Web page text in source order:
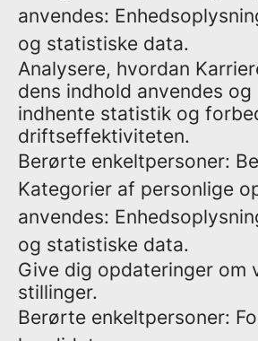
anvendes:
og statistiske data.
Analysere, hvordan
dens indhold anvendes og
indhente statistik og
driftseffektiviteten.
Berørte enkeltpersoner:
Kategorier af personlige
anvendes:
og statistiske data.
Give dig opdateringer om
stillinger.
Berørte enkeltpersoner: